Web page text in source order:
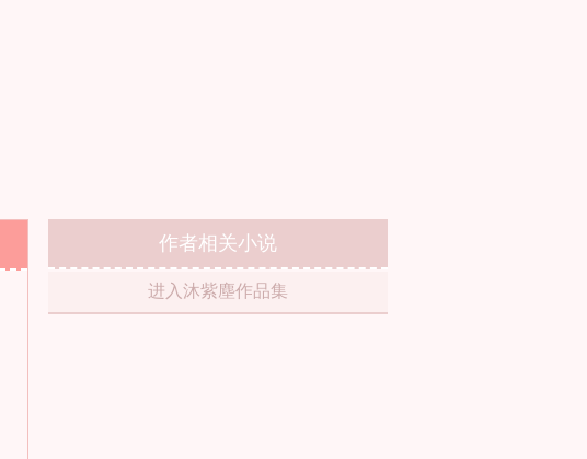
作者相关小说
进入沐紫塵作品集